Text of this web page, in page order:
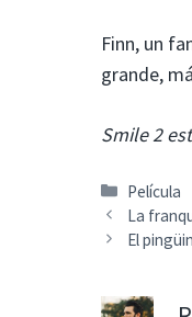
Finn, un
grande,
Smile 2
Película
La
El